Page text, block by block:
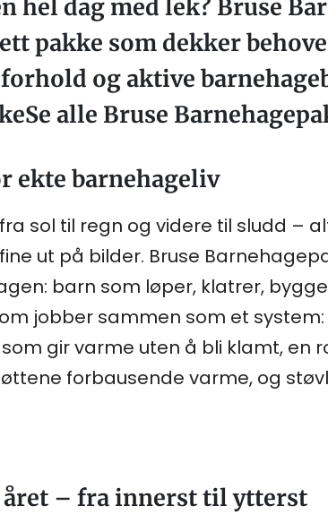
hel dag med lek? Bruse
pakke som dekker
og aktive
alle Bruse
ekte barnehageliv
sol til regn og videre til sludd –
ut på bilder. Bruse
barn som løper, klatrer,
jobber sammen som et
gir varme uten å bli klamt,
forbausende varme, og
året – fra innerst til ytterst